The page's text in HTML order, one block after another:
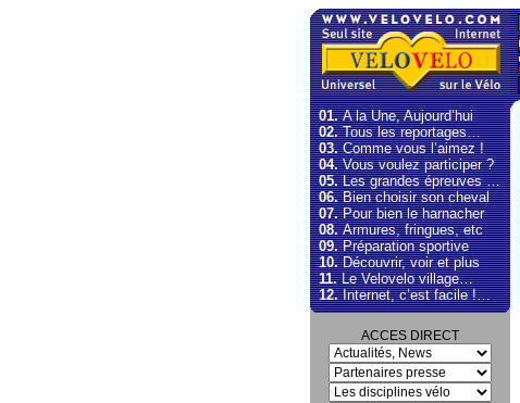
01.A la Une, Aujourd’hui
02.Tous les reportages…
03.Comme vous l’aimez !
04.Vous voulez participer ?
05.Les grandes épreuves …
06.Bien choisir son cheval
07.Pour bien le harnacher
08.Armures, fringues, etc
09.Préparation sportive
10.Découvrir, voir et plus
11.Le Velovelo village…
12.Internet, c’est facile !…
ACCES DIRECT